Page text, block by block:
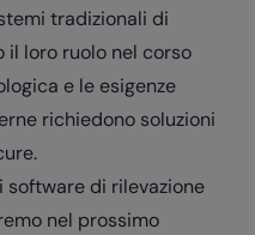
tradizionali di
loro ruolo nel corso
e le esigenze
richiedono soluzioni
software di rilevazione
nel prossimo